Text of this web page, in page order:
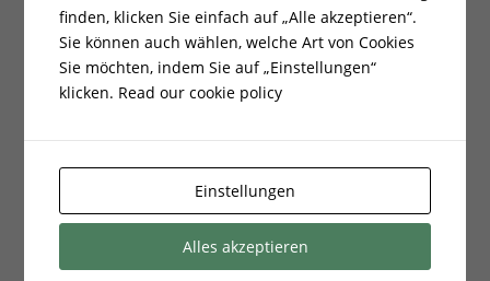
22×37 weiß
56,54€
finden, klicken Sie einfach auf „Alle akzeptieren“.
Sie können auch wählen, welche Art von Cookies
Sie möchten, indem Sie auf „Einstellungen“
klicken. Read our cookie policy
Einstellungen
Alles akzeptieren